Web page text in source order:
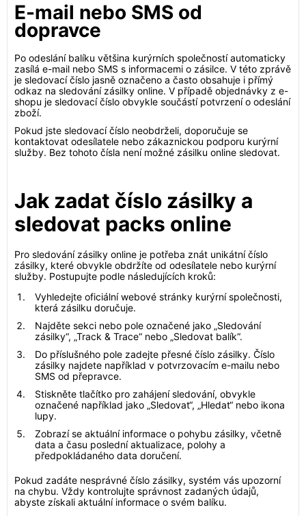
E-mail nebo SMS od
dopravce
Po odeslání balíku většina kurýrních společností automaticky
zasílá e-mail nebo SMS s informacemi o zásilce. V této zprávě
je sledovací číslo jasně označeno a často obsahuje i přímý
odkaz na sledování zásilky online. V případě objednávky z e-
shopu je sledovací číslo obvykle součástí potvrzení o odeslání
zboží.
Pokud jste sledovací číslo neobdrželi, doporučuje se
kontaktovat odesílatele nebo zákaznickou podporu kurýrní
služby. Bez tohoto čísla není možné zásilku online sledovat.
Jak zadat číslo zásilky a
sledovat packs online
Pro sledování zásilky online je potřeba znát unikátní číslo
zásilky, které obvykle obdržíte od odesílatele nebo kurýrní
služby. Postupujte podle následujících kroků:
Vyhledejte oficiální webové stránky kurýrní společnosti,
která zásilku doručuje.
Najděte sekci nebo pole označené jako „Sledování
zásilky“, „Track & Trace“ nebo „Sledovat balík“.
Do příslušného pole zadejte přesné číslo zásilky. Číslo
zásilky najdete například v potvrzovacím e-mailu nebo
SMS od přepravce.
Stiskněte tlačítko pro zahájení sledování, obvykle
označené například jako „Sledovat“, „Hledat“ nebo ikona
lupy.
Zobrazí se aktuální informace o pohybu zásilky, včetně
data a času poslední aktualizace, polohy a
předpokládaného data doručení.
Pokud zadáte nesprávné číslo zásilky, systém vás upozorní
na chybu. Vždy kontrolujte správnost zadaných údajů,
abyste získali aktuální informace o svém balíku.